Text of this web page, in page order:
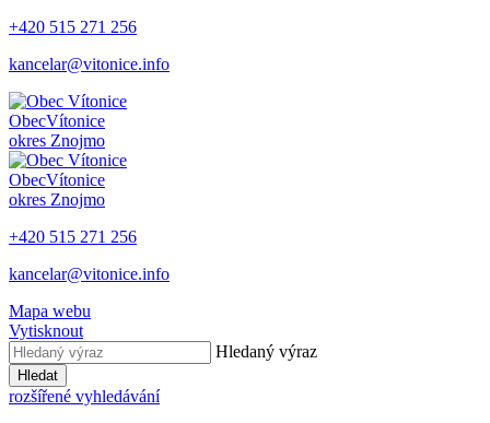
+420 515 271 256
kancelar@vitonice.info
ObecVítonice
okres Znojmo
ObecVítonice
okres Znojmo
+420 515 271 256
kancelar@vitonice.info
Mapa webu
Vytisknout
Hledaný výraz
Hledat
rozšířené vyhledávání